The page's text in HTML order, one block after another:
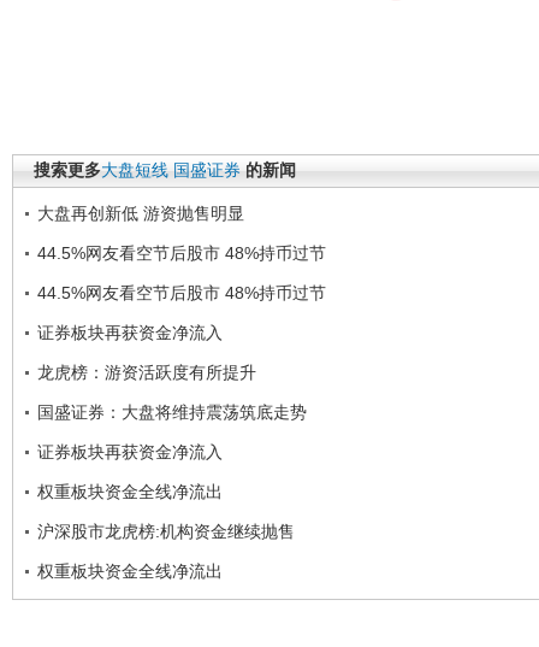
搜索更多大盘短线 国盛证券 的新闻
大盘再创新低 游资抛售明显
44.5%网友看空节后股市 48%持币过节
44.5%网友看空节后股市 48%持币过节
证券板块再获资金净流入
龙虎榜：游资活跃度有所提升
国盛证券：大盘将维持震荡筑底走势
证券板块再获资金净流入
权重板块资金全线净流出
沪深股市龙虎榜:机构资金继续抛售
权重板块资金全线净流出